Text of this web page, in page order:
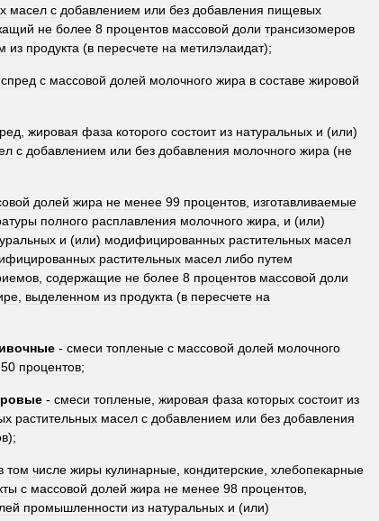
масел с добавлением или без добавления пищевых
не более 8 процентов массовой доли трансизомеров
из продукта (в пересчете на метилэлаидат);
спред с массовой долей молочного жира в составе жировой
жировая фаза которого состоит из натуральных и (или)
с добавлением или без добавления молочного жира (не
долей жира не менее 99 процентов изготавливаемые
полного расплавления молочного жира и (или)
и (или) модифицированных растительных масел
растительных масел либо путем
содержащие не более 8 процентов массовой доли
выделенном из продукта (в пересчете на
- смеси топленые с массовой долей молочного
50 процентов;
- смеси топленые жировая фаза которых состоит из
растительных масел с добавлением или без добавления
);
том числе жиры кулинарные кондитерские хлебопекарные
с массовой долей жира не менее 98 процентов
промышленности из натуральных и (или)